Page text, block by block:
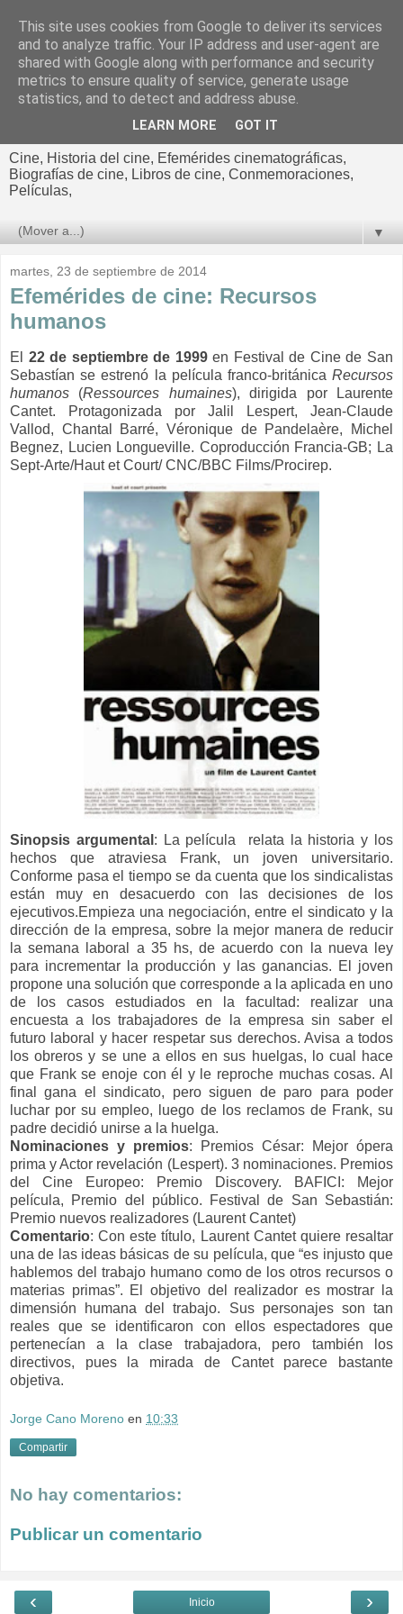
El cultural
cinematográfico de Jorge
Cine, Historia del cine, Efemérides cinematográficas,
Biografías de cine, Libros de cine, Conmemoraciones,
Películas,
▼
martes, 23 de septiembre de 2014
Efemérides de cine: Recursos
humanos
El 22 de septiembre de 1999en Festival de Cine de San
Sebastían se estrenó la película franco-británica Recursos
humanos (Ressources humaines), dirigida por Laurente
Cantet. Protagonizada por Jalil Lespert, Jean-Claude
Vallod, Chantal Barré, Véronique de Pandelaère, Michel
Begnez, Lucien Longueville. Coproducción Francia-GB; La
Sept-Arte/Haut et Court/ CNC/BBC Films/Procirep.
Sinopsis argumental : La película relata la historia y los
hechos que atraviesa Frank, un joven universitario.
Conforme pasa el tiempo se da cuenta que los sindicalistas
están muy en desacuerdo con las decisiones de los
ejecutivos.Empieza una negociación, entre el sindicato y la
dirección de la empresa, sobre la mejor manera de reducir
la semana laboral a 35 hs, de acuerdo con la nueva ley
para incrementar la producción y las ganancias. El joven
propone una solución que corresponde a la aplicada en uno
de los casos estudiados en la facultad: realizar una
encuesta a los trabajadores de la empresa sin saber el
futuro laboral y hacer respetar sus derechos. Avisa a todos
los obreros y se une a ellos en sus huelgas, lo cual hace
que Frank se enoje con él y le reproche muchas cosas. Al
final gana el sindicato, pero siguen de paro para poder
luchar por su empleo, luego de los reclamos de Frank, su
padre decidió unirse a la huelga.
Nominaciones y premios: Premios César: Mejor ópera
prima y Actor revelación (Lespert). 3 nominaciones. Premios
del Cine Europeo: Premio Discovery. BAFICI: Mejor
película, Premio del público. Festival de San Sebastián:
Premio nuevos realizadores (Laurent Cantet)
Comentario: Con este título, Laurent Cantet quiere resaltar
una de las ideas básicas de su película, que “es injusto que
hablemos del trabajo humano como de los otros recursos o
materias primas”. El objetivo del realizador es mostrar la
dimensión humana del trabajo. Sus personajes son tan
reales que se identificaron con ellos espectadores que
pertenecían a la clase trabajadora, pero también los
directivos, pues la mirada de Cantet parece bastante
objetiva.
Jorge Cano Moreno en 10:33
Compartir
No hay comentarios:
Publicar un comentario
‹ ›
Inicio
This site uses cookies from Google to deliver its services
and to analyze traffic. Your IP address and user-agent are
shared with Google along with performance and security
metrics to ensure quality of service, generate usage
statistics, and to detect and address abuse.
LEARN MORE GOT IT